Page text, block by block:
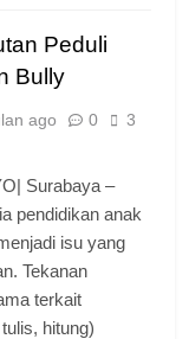
Peduli
Bully
ago 0
3
Surabaya –
pendidikan anak
isu yang
Tekanan
terkait
hitung)